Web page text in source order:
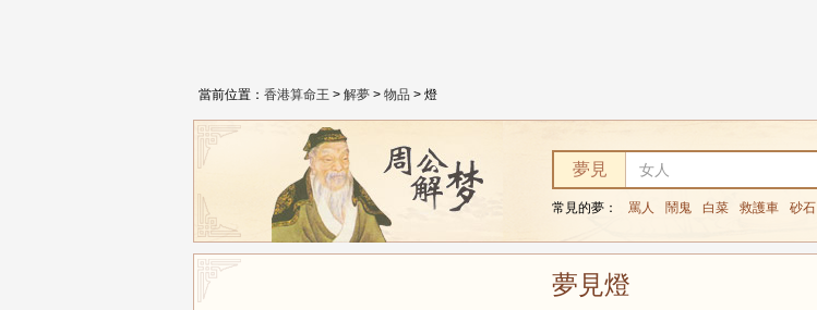
當前位置： 香港算命王 > 解夢 > 物品 > 燈
夢見
常見的夢： 罵人 鬧鬼 白菜 救護車 砂石
夢見燈